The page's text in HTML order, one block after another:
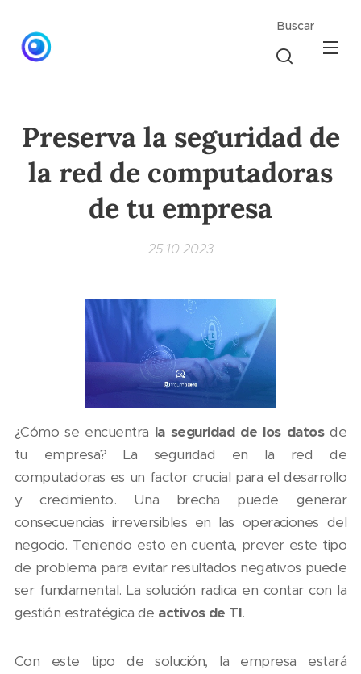
Buscar
Preserva la seguridad de
la red de computadoras
de tu empresa
25.10.2023
¿Cómo se encuentra la seguridad de los datosde
tu empresa? La seguridad en la red de
computadoras es un factor crucial para el desarrollo
y crecimiento. Una brecha puede generar
consecuencias irreversibles en las operaciones del
negocio. Teniendo esto en cuenta, prever este tipo
de problema para evitar resultados negativos puede
ser fundamental. La solución radica en contar con la
gestión estratégica de activos de TI.
Con este tipo de solución, la empresa estará